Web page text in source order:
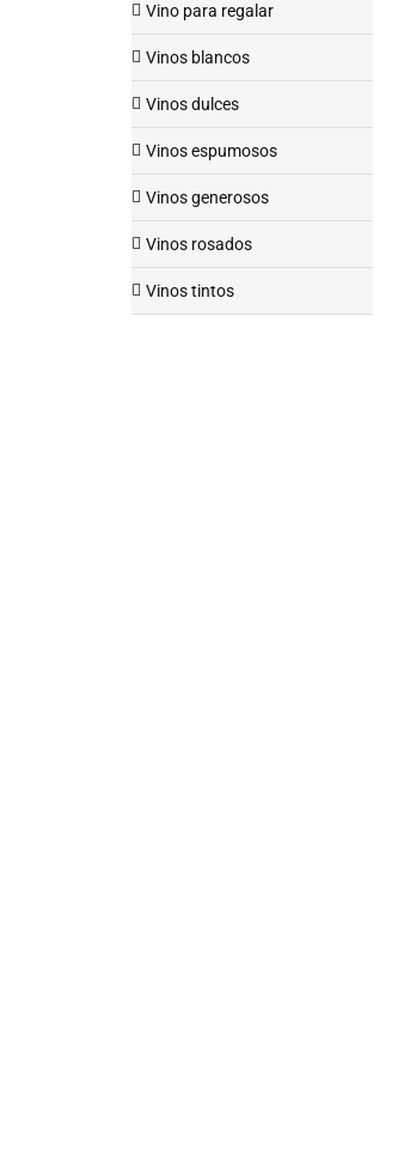
Vino para regalar
Vinos blancos
Vinos dulces
Vinos espumosos
Vinos generosos
Vinos rosados
Vinos tintos